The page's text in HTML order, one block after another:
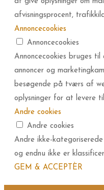
afvisningsprocent,
Annoncecookies
Annoncecookies
Annoncecookies bruges
annoncer og
besøgende på tværs af
oplysninger for at levere
Andre cookies
Andre cookies
Andre ikke-
og endnu ikke er
GEM & ACCEPTÈR